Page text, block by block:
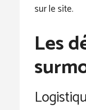
sur le site.
Les